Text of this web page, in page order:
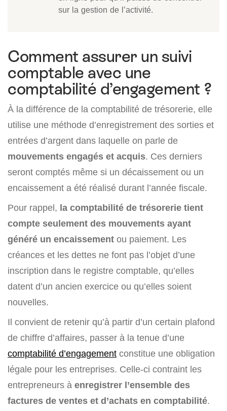
sur la gestion de l’activité.
Comment assurer un suivi
comptable avec une
comptabilité d’engagement ?
À la différence de la comptabilité de trésorerie, elle
utilise une méthode d’enregistrement des sorties et
entrées d’argent dans laquelle on parle de
mouvements engagés et acquis. Ces derniers
seront comptés même si un décaissement ou un
encaissement a été réalisé durant l’année fiscale.
Pour rappel, la comptabilité de trésorerie tient
compte seulement des mouvements ayant
généré un encaissement ou paiement. Les
créances et les dettes ne font pas l’objet d’une
inscription dans le registre comptable, qu’elles
datent d’un ancien exercice ou qu’elles soient
nouvelles.
Il convient de retenir qu’à partir d’un certain plafond
de chiffre d’affaires, passer à la tenue d’une
comptabilité d’engagement constitue une obligation
légale pour les entreprises. Celle-ci contraint les
entrepreneurs à enregistrer l’ensemble des
factures de ventes et d’achats en comptabilité.